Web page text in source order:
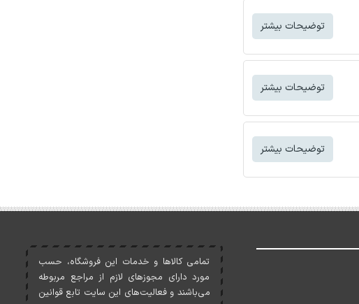
توضیحات بیشتر
توضیحات بیشتر
توضیحات بیشتر
تمامی کالاها و خدمات اين فروشگاه، حسب
مورد دارای مجوزهای لازم از مراجع مربوطه
می‌باشند و فعاليت‌های اين سايت تابع قوانين